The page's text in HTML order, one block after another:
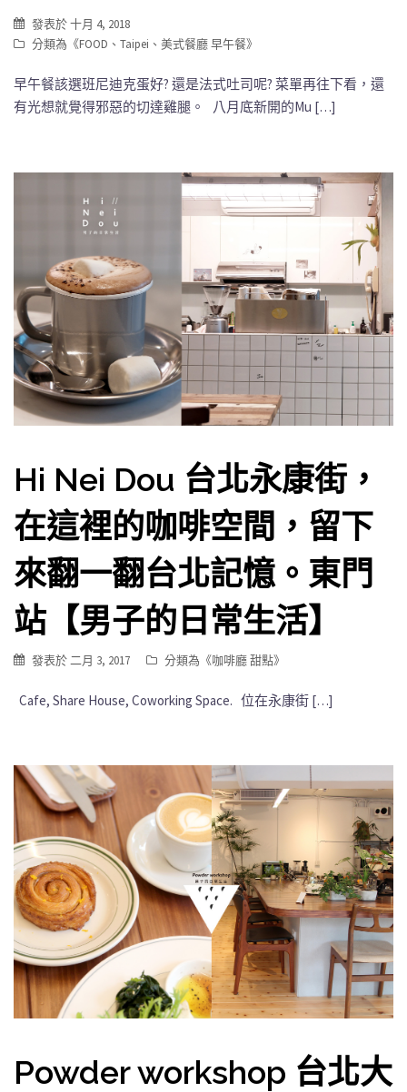
發表於十月 4, 2018
分類為《FOOD 、 Taipei 、 美式餐廳 早午餐》
早午餐該選班尼迪克蛋好? 還是法式吐司呢? 菜單再往下看，還
有光想就覺得邪惡的切達雞腿。 八月底新開的Mu […]
Hi Nei Dou 台北永康街，
在這裡的咖啡空間，留下
來翻一翻台北記憶。東門
站【男子的日常生活】
發表於二月 3, 2017 分類為《咖啡廳 甜點》
Cafe, Share House, Coworking Space. 位在永康街 […]
Powder workshop 台北大